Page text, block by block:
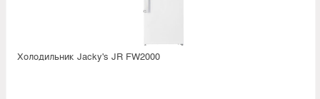
Холодильник Jacky's JR FW2000